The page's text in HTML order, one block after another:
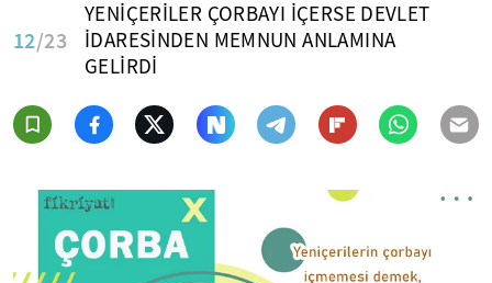
12/23
YENİÇERİLER ÇORBAYI İÇERSE DEVLET
İDARESİNDEN MEMNUN ANLAMINA
GELİRDİ